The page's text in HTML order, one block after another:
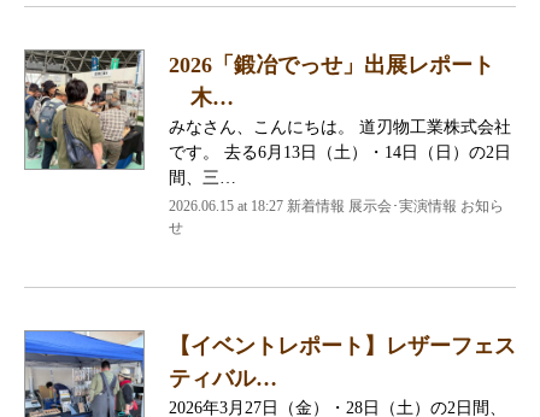
2026「鍛冶でっせ」出展レポート
木…
みなさん、こんにちは。 道刃物工業株式会社
です。 去る6月13日（土）・14日（日）の2日
間、三…
2026.06.15 at 18:27 新着情報 展示会･実演情報 お知ら
せ
【イベントレポート】レザーフェス
ティバル…
2026年3月27日（金）・28日（土）の2日間、